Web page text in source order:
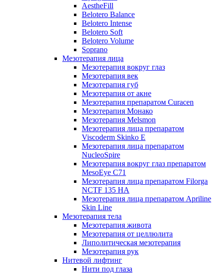
AestheFill
Belotero Balance
Belotero Intense
Belotero Soft
Belotero Volume
Soprano
Мезотерапия лица
Мезотерапия вокруг глаз
Мезотерапия век
Мезотерапия губ
Мезотерапия от акне
Мезотерапия препаратом Curacen
Мезотерапия Монако
Мезотерапия Melsmon
Мезотерапия лица препаратом
Viscoderm Skinko E
Мезотерапия лица препаратом
NucleoSpire
Мезотерапия вокруг глаз препаратом
MesoEye С71
Мезотерапия лица препаратом Filorga
NCTF 135 HA
Мезотерапия лица препаратом Apriline
Skin Line
Мезотерапия тела
Мезотерапия живота
Мезотерапия от целлюлита
Липолитическая мезотерапия
Мезотерапия рук
Нитевой лифтинг
Нити под глаза